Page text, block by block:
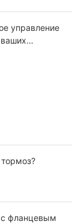
управление
с фланцевым